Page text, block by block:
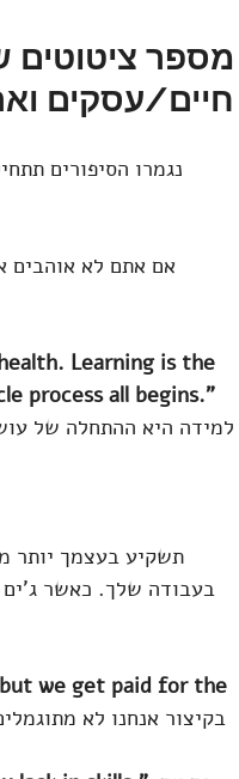
מספר ציטוטים
חיים/עסקים
אם אתם לא אוהבים
Learning is the
process all begins.”
למידה היא ההתחלה של
בעבודה שלך. כאשר ג'ים
we get paid for the
בקיצור אנחנו לא